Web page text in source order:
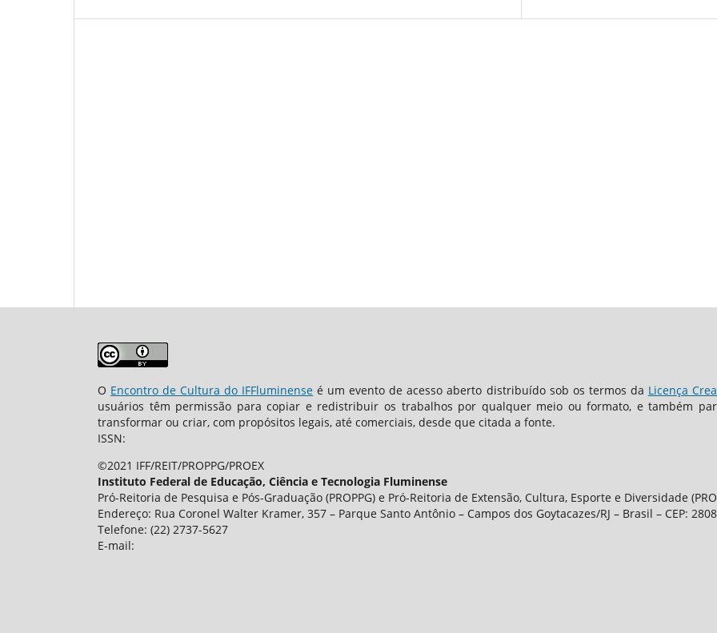
O Encontro de Cultura do IFFluminense é um evento de acesso aberto distribuído sob os termos da Licença
usuários têm permissão para copiar e redistribuir os trabalhos por qualquer meio ou formato, e também
transformar ou criar, com propósitos legais, até comerciais, desde que citada a fonte.
ISSN:
©2021 IFF/REIT/PROPPG/PROEX
Instituto Federal de Educação, Ciência e Tecnologia Fluminense
Pró-Reitoria de Pesquisa e Pós-Graduação (PROPPG) e Pró-Reitoria de Extensão, Cultura, Esporte e Diversidade
Endereço: Rua Coronel Walter Kramer, 357 – Parque Santo Antônio – Campos dos Goytacazes/RJ – Brasil – CEP:
Telefone: (22) 2737-5627
E-mail: